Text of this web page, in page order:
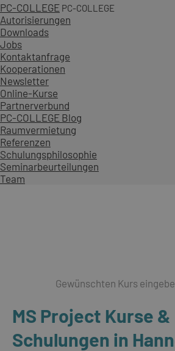
PC-COLLEGE PC-COLLEGE
Autorisierungen
Downloads
Jobs
Kontaktanfrage
Kooperationen
Newsletter
Online-Kurse
Partnerverbund
PC-COLLEGE Blog
Raumvermietung
Referenzen
Schulungsphilosophie
Seminarbeurteilungen
Team
MS Project Kurse &
Schulungen in